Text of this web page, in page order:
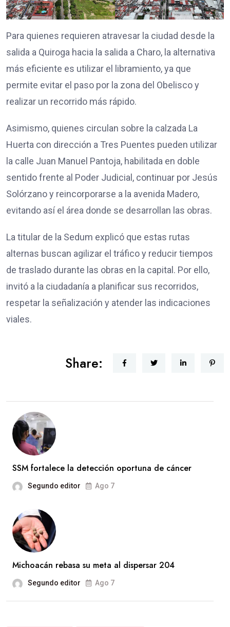
Para quienes requieren atravesar la ciudad desde la
salida a Quiroga hacia la salida a Charo, la alternativa
más eficiente es utilizar el libramiento, ya que
permite evitar el paso por la zona del Obelisco y
realizar un recorrido más rápido.
Asimismo, quienes circulan sobre la calzada La
Huerta con dirección a Tres Puentes pueden utilizar
la calle Juan Manuel Pantoja, habilitada en doble
sentido frente al Poder Judicial, continuar por Jesús
Solórzano y reincorporarse a la avenida Madero,
evitando así el área donde se desarrollan las obras.
La titular de la Sedum explicó que estas rutas
alternas buscan agilizar el tráfico y reducir tiempos
de traslado durante las obras en la capital. Por ello,
invitó a la ciudadanía a planificar sus recorridos,
respetar la señalización y atender las indicaciones
viales.
Share:
SSM fortalece la detección oportuna de cáncer
Segundo editor Ago 7
Michoacán rebasa su meta al dispersar 204
Segundo editor Ago 7